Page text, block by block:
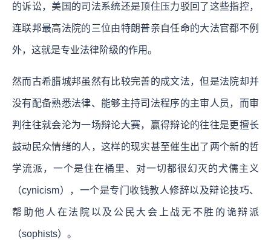
的诉讼，美国的司法系统还是顶住压力驳回了这些指控，
连联邦最高法院的三位由特朗普亲自任命的大法官都不例
外，这就是专业法律阶级的作用。
然而古希腊城邦虽然有比较完善的成文法，但是法院却并
没有配备熟悉法律、能够主持司法程序的主审人员，而审
判往往就会沦为一场辩论大赛，赢得辩论的往往是更擅长
鼓动民众情绪的人，这样的现实甚至催生出了两个新的哲
学流派，一个是住在桶里、对一切都很幻灭的犬儒主义
（cynicism），一个是专门收钱教人修辞以及辩论技巧、
帮助他人在法院以及公民大会上战无不胜的诡辩派
（sophists）。